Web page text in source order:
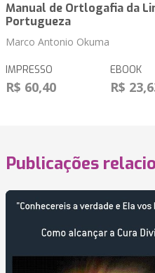
Manual de Ortlogafia da
Portugueza
Marco Antonio Okuma
IMPRESSO
R$ 60,40
EBOOK
R$
Publicações